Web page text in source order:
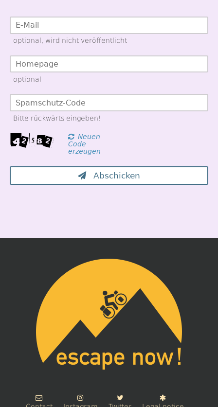
optional, wird nicht veröffentlicht
optional
Bitte rückwärts eingeben!
Neuen
Code
erzeugen
Abschicken